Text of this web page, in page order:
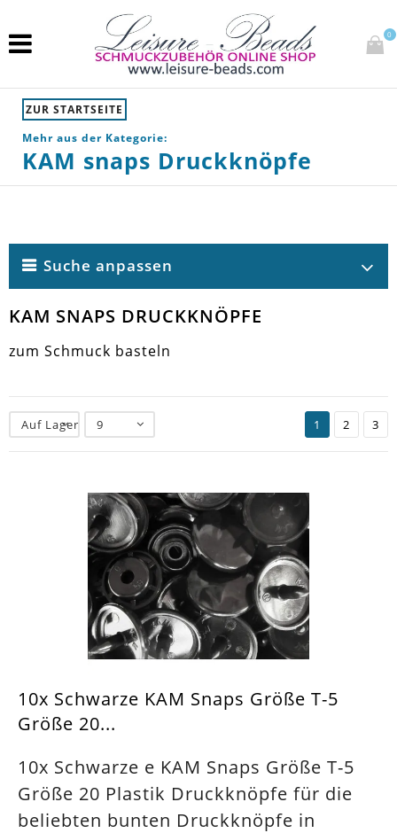
0
ZUR STARTSEITE
Mehr aus der Kategorie:
KAM snaps Druckknöpfe
Suche anpassen
KAM SNAPS DRUCKKNÖPFE
zum Schmuck basteln
Auf Lager 9 1 2 3
10x Schwarze KAM Snaps Größe T-5
Größe 20...
10x Schwarze e KAM Snaps Größe T-5
Größe 20 Plastik Druckknöpfe für die
beliebten bunten Druckknöpfe in